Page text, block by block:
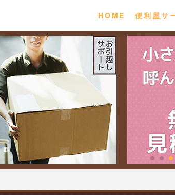
HOME 便利屋サ